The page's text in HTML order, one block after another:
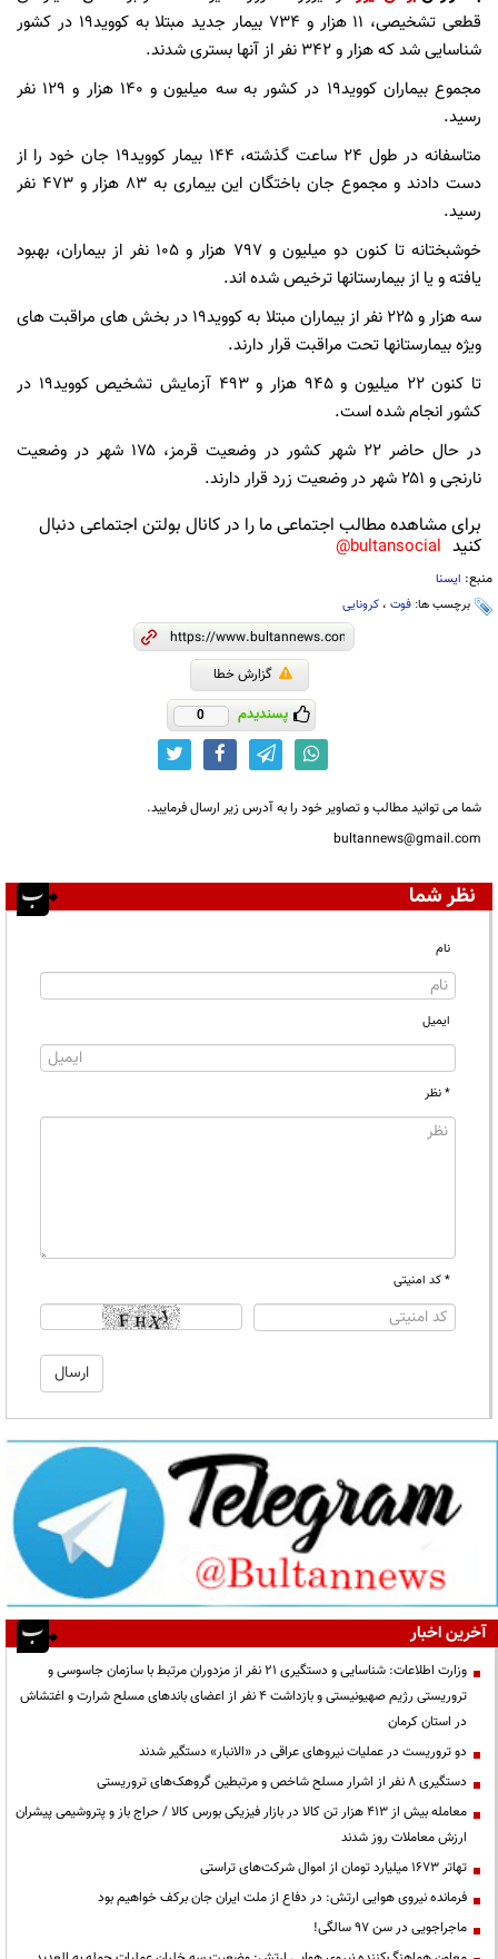
قطعی تشخیصی، ۱۱ هزار و ۷۳۴ بیمار جدید مبتلا به کووید۱۹ در کشور
شناسایی شد که هزار و ۳۴۲ نفر از آنها بستری شدند.
مجموع بیماران کووید۱۹ در کشور به سه میلیون و ۱۴۰ هزار و ۱۲۹ نفر
رسید.
متاسفانه در طول ۲۴ ساعت گذشته، ۱۴۴ بیمار کووید۱۹ جان خود را از
دست دادند و مجموع جان باختگان این بیماری به ۸۳ هزار و ۴۷۳ نفر
رسید.
خوشبختانه تا کنون دو میلیون و ۷۹۷ هزار و ۱۰۵ نفر از بیماران، بهبود
یافته و یا از بیمارستانها ترخیص شده اند.
سه هزار و ۲۲۵ نفر از بیماران مبتلا به کووید۱۹ در بخش های مراقبت های
ویژه بیمارستانها تحت مراقبت قرار دارند.
تا کنون ۲۲ میلیون و ۹۴۵ هزار و ۴۹۳ آزمایش تشخیص کووید۱۹ در
کشور انجام شده است.
در حال حاضر ۲۲ شهر کشور در وضعیت قرمز، ۱۷۵ شهر در وضعیت
نارنجی و ۲۵۱ شهر در وضعیت زرد قرار دارند.
برای مشاهده مطالب اجتماعی ما را در کانال بولتن اجتماعی دنبال
کنید bultansocial@
منبع: ایسنا
برچسب ها: فوت ، کرونایی
گزارش خطا
پسندیدم 0
شما می توانید مطالب و تصاویر خود را به آدرس زیر ارسال فرمایید.
bultannews@gmail.com
نظر شما
نام
ایمیل
* نظر
* کد امنیتی
آخرین اخبار
وزارت اطلاعات: شناسایی و دستگیری ۲۱ نفر از مزدوران مرتبط با سازمان جاسوسی و
تروریستی رژیم صهیونیستی و بازداشت ۴ نفر از اعضای باندهای مسلح شرارت و اغتشاش
در استان کرمان
دو تروریست در عملیات نیروهای عراقی در «الانبار» دستگیر شدند
دستگیری ۸ نفر از اشرار مسلح شاخص و مرتبطین گروهک‌های تروریستی
معامله بیش از ۴۱۳ هزار تن کالا در بازار فیزیکی بورس کالا / حراج باز و پتروشیمی پیشران
ارزش معاملات روز شدند
تهاتر ۱۶۷۳ میلیارد تومان از اموال شرکت‌های تراستی
فرمانده نیروی هوایی ارتش: در دفاع از ملت ایران جان برکف خواهیم بود
ماجراجویی در سن ۹۷ سالگی!